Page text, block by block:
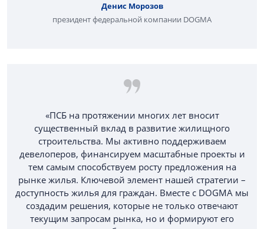
Денис Морозов
президент федеральной компании DOGMA
«ПСБ на протяжении многих лет вносит
существенный вклад в развитие жилищного
строительства. Мы активно поддерживаем
девелоперов, финансируем масштабные проекты и
тем самым способствуем росту предложения на
рынке жилья. Ключевой элемент нашей стратегии –
доступность жилья для граждан. Вместе с DOGMA мы
создадим решения, которые не только отвечают
текущим запросам рынка, но и формируют его